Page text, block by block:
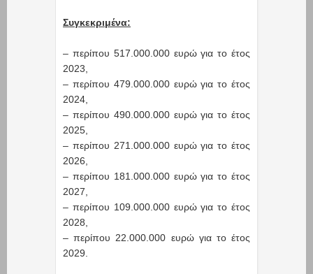
Συγκεκριμένα:
– περίπου 517.000.000 ευρώ για το έτος
2023,
– περίπου 479.000.000 ευρώ για το έτος
2024,
– περίπου 490.000.000 ευρώ για το έτος
2025,
– περίπου 271.000.000 ευρώ για το έτος
2026,
– περίπου 181.000.000 ευρώ για το έτος
2027,
– περίπου 109.000.000 ευρώ για το έτος
2028,
– περίπου 22.000.000 ευρώ για το έτος
2029.